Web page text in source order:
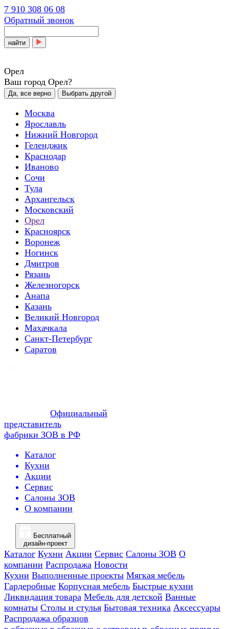
7 910 308 06 08
Обратный звонок
найти
Орел
Ваш город Орел?
Да, все верно Выбрать другой
Москва
Ярославль
Нижний Новгород
Геленджик
Краснодар
Иваново
Сочи
Тула
Архангельск
Московский
Орел
Красноярск
Воронеж
Ногинск
Дмитров
Рязань
Железногорск
Анапа
Казань
Великий Новгород
Махачкала
Санкт-Петербург
Саратов
Официальный
представитель
фабрики ЗОВ в РФ
Каталог
Кухни
Акции
Сервис
Салоны ЗОВ
О компании
Бесплатный
дизайн-проект
Каталог Кухни Акции Сервис Салоны ЗОВ О
компании Распродажа Новости
Кухни Выполненные проекты Мягкая мебель
Гардеробные Корпусная мебель Быстрые кухни
Ликвидация товара Мебель для детской Ванные
комнаты Столы и стулья Бытовая техника Аксессуары
Распродажа образцов